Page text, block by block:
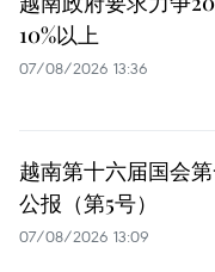
10%以上
07/08/2026 13:36
越南第十六届国会
公报（第5号）
07/08/2026 13:09